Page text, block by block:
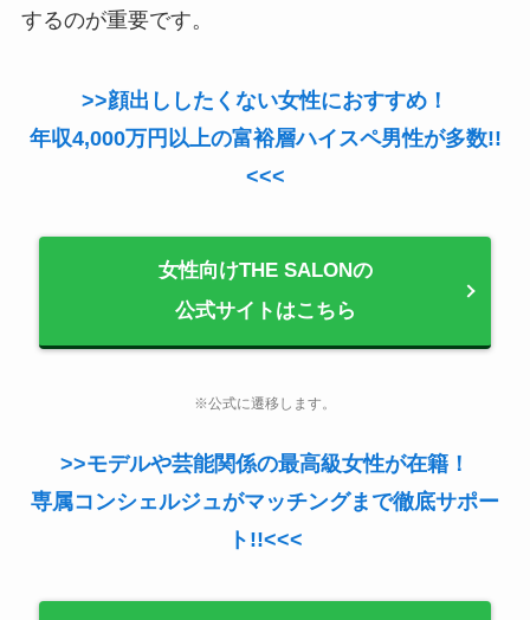
するのが重要です。
>>顔出ししたくない女性におすすめ！
年収4,000万円以上の富裕層ハイスペ男性が多数!!
<<<
女性向けTHE SALONの
公式サイトはこちら
※公式に遷移します。
>>モデルや芸能関係の最高級女性が在籍！
専属コンシェルジュがマッチングまで徹底サポー
ト!!<<<